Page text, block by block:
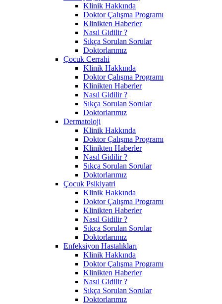
Klinik Hakkında
Doktor Çalışma Programı
Klinikten Haberler
Nasıl Gidilir ?
Sıkça Sorulan Sorular
Doktorlarımız
Çocuk Cerrahi
Klinik Hakkında
Doktor Çalışma Programı
Klinikten Haberler
Nasıl Gidilir ?
Sıkça Sorulan Sorular
Doktorlarımız
Dermatoloji
Klinik Hakkında
Doktor Çalışma Programı
Klinikten Haberler
Nasıl Gidilir ?
Sıkça Sorulan Sorular
Doktorlarımız
Çocuk Psikiyatri
Klinik Hakkında
Doktor Çalışma Programı
Klinikten Haberler
Nasıl Gidilir ?
Sıkça Sorulan Sorular
Doktorlarımız
Enfeksiyon Hastalıkları
Klinik Hakkında
Doktor Çalışma Programı
Klinikten Haberler
Nasıl Gidilir ?
Sıkça Sorulan Sorular
Doktorlarımız